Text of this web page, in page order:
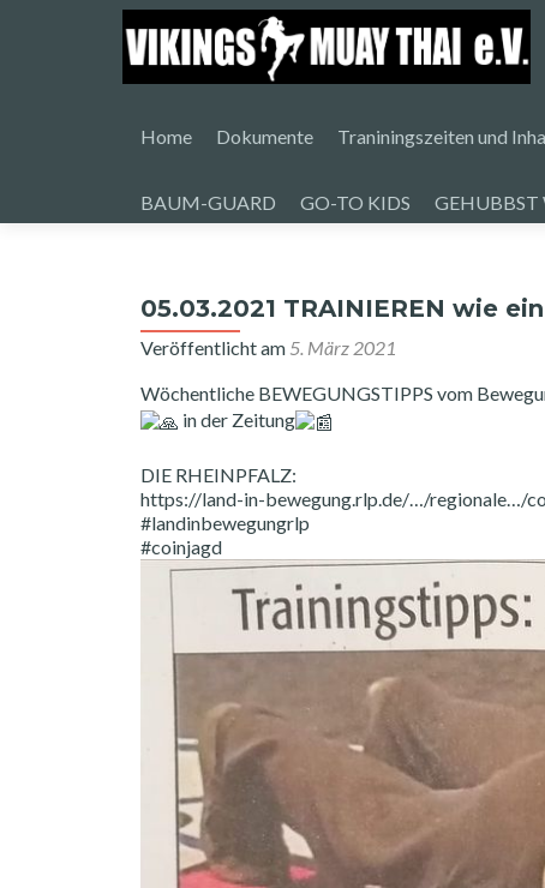
Inhalt
Home Dokumente Traniningszeiten und
BAUM-GUARD GO-TO KIDS GEHUBBST
05.03.2021 TRAINIEREN wie
Veröffentlicht am 5. März 2021
Wöchentliche BEWEGUNGSTIPPS vom
in der Zeitung
DIE RHEINPFALZ:
https://land-in-bewegung.rlp.de/…/regionale…/
#landinbewegungrlp
#coinjagd